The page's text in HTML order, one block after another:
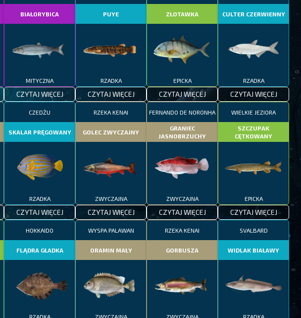
BIAŁORYBICA
MITYCZNA
CZYTAJ WIĘCEJ
PUYE
RZADKA
CZYTAJ WIĘCEJ
ZŁOTAWKA
EPICKA
CZYTAJ WIĘCEJ
CULTER CZERWIENNY
RZADKA
CZYTAJ WIĘCEJ
CZEDŻU
SKALAR PRĘGOWANY
RZADKA
CZYTAJ WIĘCEJ
RZEKA KENAI
GOLEC ZWYCZAJNY
ZWYCZAJNA
CZYTAJ WIĘCEJ
FERNANDO DE NORONHA
GRANIEC
JASNOBRZUCHY
ZWYCZAJNA
CZYTAJ WIĘCEJ
WIELKIE JEZIORA
SZCZUPAK
CĘTKOWANY
EPICKA
CZYTAJ WIĘCEJ
HOKKAIDO
FLĄDRA GŁADKA
RZADKA
WYSPA PALAWAN
ORAMIN MAŁY
ZWYCZAJNA
RZEKA KENAI
GORBUSZA
ZWYCZAJNA
SVALBARD
WIDLAK BIAŁAWY
RZADKA